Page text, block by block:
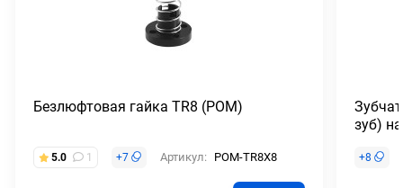
Безлюфтовая гайка TR8 (POM)
5.0 1 +7 Артикул: POM-TR8X8
зуб)
+8